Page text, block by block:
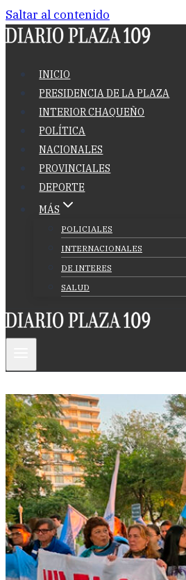
Saltar al contenido
INICIO
PRESIDENCIA DE LA PLAZA
INTERIOR CHAQUEÑO
POLÍTICA
NACIONALES
PROVINCIALES
DEPORTE
MÁS
POLICIALES
INTERNACIONALES
DE INTERES
SALUD